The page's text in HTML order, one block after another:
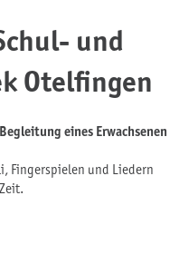
und
Otelfingen
eines Erwachsenen
Fingerspielen und Liedern